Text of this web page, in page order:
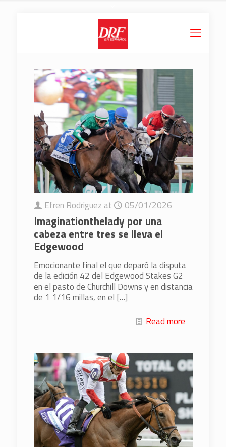
Efren Rodriguez at 05/01/2026
Imaginationthelady por una
cabeza entre tres se lleva el
Edgewood
Emocionante final el que deparó la disputa
de la edición 42 del Edgewood Stakes G2
en el pasto de Churchill Downs y en distancia
de 1 1/16 millas, en el […]
Read more